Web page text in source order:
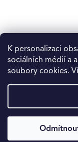
K personalizaci
sociálních médií a
soubory cookies.